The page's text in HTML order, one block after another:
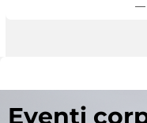
—
Eventi